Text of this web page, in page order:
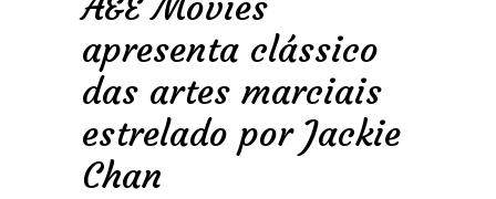
apresenta clássico
das artes marciais
estrelado por Jackie
Chan